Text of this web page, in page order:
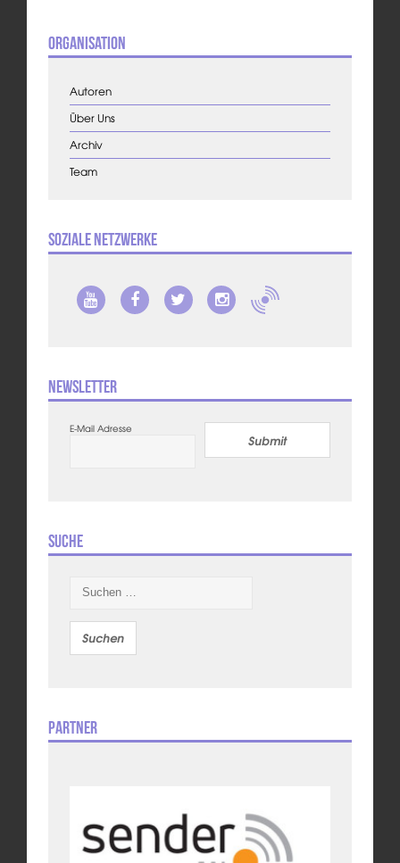
Organisation
Autoren
Über Uns
Archiv
Team
Soziale Netzwerke
Newsletter
E-Mail Adresse
Submit
Suche
nach:
Partner